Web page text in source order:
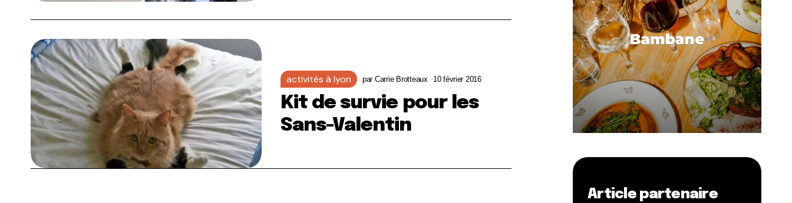
activités à lyon par Carrie Brotteaux 10 février 2016
Kit de survie pour les
Sans-Valentin
Article partenaire